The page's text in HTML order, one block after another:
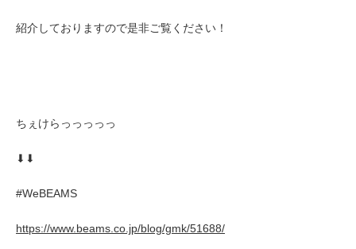
紹介しておりますので是非ご覧ください！
ちぇけらっっっっっ
⬇︎⬇︎
#WeBEAMS
https://www.beams.co.jp/blog/gmk/51688/